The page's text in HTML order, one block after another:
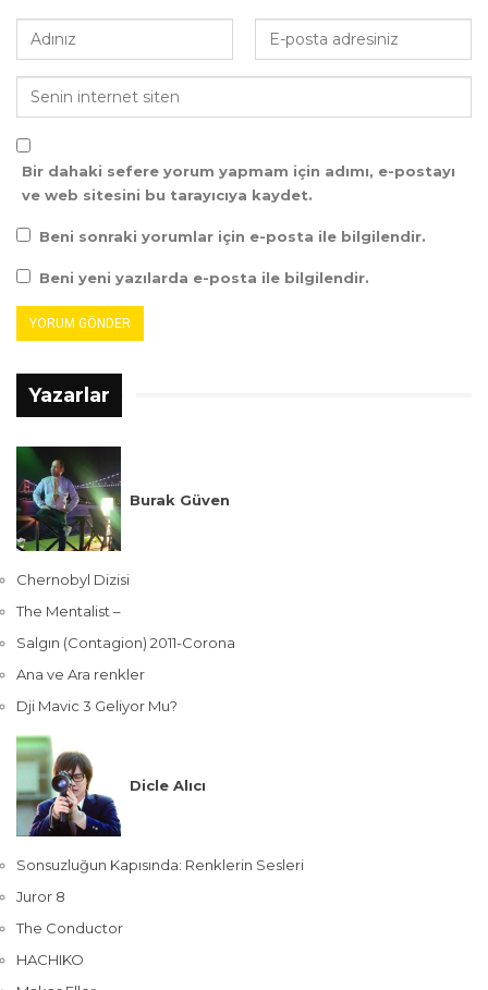
Bir dahaki sefere yorum yapmam için adımı, e-postayı
ve web sitesini bu tarayıcıya kaydet.
Beni sonraki yorumlar için e-posta ile bilgilendir.
Beni yeni yazılarda e-posta ile bilgilendir.
Yazarlar
Burak Güven
Chernobyl Dizisi
The Mentalist –
Salgın (Contagion) 2011-Corona
Ana ve Ara renkler
Dji Mavic 3 Geliyor Mu?
Dicle Alıcı
Sonsuzluğun Kapısında: Renklerin Sesleri
Juror 8
The Conductor
HACHIKO